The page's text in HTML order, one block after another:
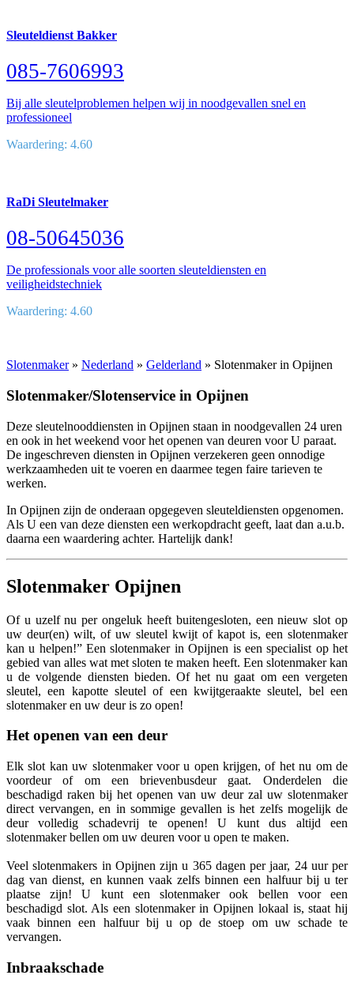
Sleuteldienst Bakker
085-7606993
Bij alle sleutelproblemen helpen wij in noodgevallen snel en
professioneel
Waardering: 4.60
RaDi Sleutelmaker
08-50645036
De professionals voor alle soorten sleuteldiensten en
veiligheidstechniek
Waardering: 4.60
Slotenmaker» Nederland » Gelderland » Slotenmaker in Opijnen
Slotenmaker/Slotenservice in Opijnen
Deze sleutelnooddiensten in Opijnen staan in noodgevallen 24 uren
en ook in het weekend voor het openen van deuren voor U paraat.
De ingeschreven diensten in Opijnen verzekeren geen onnodige
werkzaamheden uit te voeren en daarmee tegen faire tarieven te
werken.
In Opijnen zijn de onderaan opgegeven sleuteldiensten opgenomen.
Als U een van deze diensten een werkopdracht geeft, laat dan a.u.b.
daarna een waardering achter. Hartelijk dank!
Slotenmaker Opijnen
Of u uzelf nu per ongeluk heeft buitengesloten, een nieuw slot op
uw deur(en) wilt, of uw sleutel kwijt of kapot is, een slotenmaker
kan u helpen!” Een slotenmaker in Opijnen is een specialist op het
gebied van alles wat met sloten te maken heeft. Een slotenmaker kan
u de volgende diensten bieden. Of het nu gaat om een vergeten
sleutel, een kapotte sleutel of een kwijtgeraakte sleutel, bel een
slotenmaker en uw deur is zo open!
Het openen van een deur
Elk slot kan uw slotenmaker voor u open krijgen, of het nu om de
voordeur of om een brievenbusdeur gaat. Onderdelen die
beschadigd raken bij het openen van uw deur zal uw slotenmaker
direct vervangen, en in sommige gevallen is het zelfs mogelijk de
deur volledig schadevrij te openen! U kunt dus altijd een
slotenmaker bellen om uw deuren voor u open te maken.
Veel slotenmakers in Opijnen zijn u 365 dagen per jaar, 24 uur per
dag van dienst, en kunnen vaak zelfs binnen een halfuur bij u ter
plaatse zijn! U kunt een slotenmaker ook bellen voor een
beschadigd slot. Als een slotenmaker in Opijnen lokaal is, staat hij
vaak binnen een halfuur bij u op de stoep om uw schade te
vervangen.
Inbraakschade